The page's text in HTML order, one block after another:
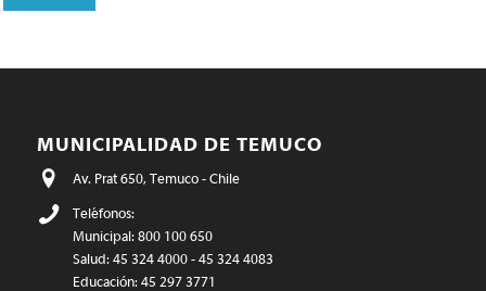
MUNICIPALIDAD DE TEMUCO
Av. Prat 650, Temuco - Chile
Teléfonos:
Municipal: 800 100 650
Salud: 45 324 4000 - 45 324 4083
Educación: 45 297 3771